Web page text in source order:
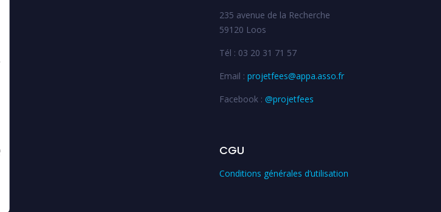
235 avenue de la Recherche
59120 Loos
Tél : 03 20 31 71 57
Email : projetfees@appa.asso.fr
Facebook : @projetfees
CGU
Conditions générales d’utilisation